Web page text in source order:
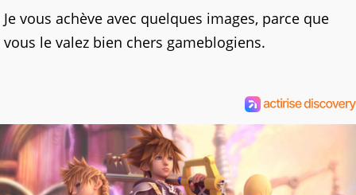
Je vous achève avec quelques images, parce que
vous le valez bien chers gameblogiens.